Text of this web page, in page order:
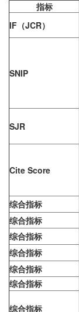
指标
IF （JCR）
SNIP
SJR
Cite Score
综合指标
综合指标
综合指标
综合指标
综合指标
综合指标
综合指标